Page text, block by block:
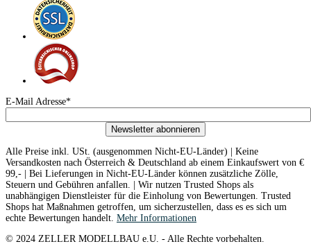
E-Mail Adresse*
Newsletter abonnieren
Alle Preise inkl. USt. (ausgenommen Nicht-EU-Länder) | Keine
Versandkosten nach Österreich & Deutschland ab einem Einkaufswert von €
99,- | Bei Lieferungen in Nicht-EU-Länder können zusätzliche Zölle,
Steuern und Gebühren anfallen. | Wir nutzen Trusted Shops als
unabhängigen Dienstleister für die Einholung von Bewertungen. Trusted
Shops hat Maßnahmen getroffen, um sicherzustellen, dass es es sich um
echte Bewertungen handelt. Mehr Informationen
© 2024 ZELLER MODELLBAU e.U. - Alle Rechte vorbehalten.